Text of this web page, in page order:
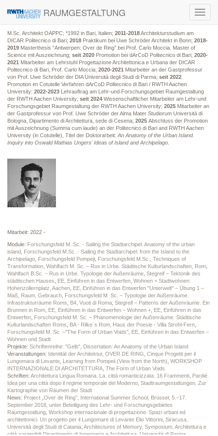
RAUMGESTALTUNG
M.Sc. Architekt OAPPC; *1992 in Bari, Italien; 2011-2018Architekturstudium am
DICAR Politecnico di Bari; 2018 Praktikum bei Uwe Schröder Architekt in Bonn; 2018-
2019 Masterthesis “Antwerpen: Over de Ring” bei Prof. Carlo Moccia. Master of
Science mit Auszeichnung; seit 2020 Promotion bei dArCoD Politecnico di Bari; 2020-
2021 Mitarbeiter am Lehrstuhl Progettazione Architettonica e Urbana der DICAR
Politecnico di Bari, Prof. Carlo Moccia; 2020-2021 Mitarbeiter an der Gastprofessur
von Prof. Uwe Schröder der DIA Università degli Studi di Parma; seit 2022
Promotion im Cotutelle Verfahren dArCoD Politecnico di Bari / RWTH Aachen
University; 2022-2023 Lehrauftrag am Lehr-und Forschungsgebiet Raumgestaltung
der RWTH Aachen University; seit 2024 Wissenschaftlicher Mitarbeiter am Lehr-und
Forschungsgebiet Raumgestaltung der RWTH Aachen University; 2025 Mitarbeiter an
der Gastprofessur von Prof. Uwe Schröder der Alma Mater Studiorum Università di
Bologna, Dipartimento di Architettura, sede di Cesena; 2025 Abschluss der Promotion
mit Auszeichnung (Summa cum laude) an der Politecnico di Bari and RWTH Aachen
University (in Cotutelle), Titel der Doktorarbeit: An Anatomy of the Urban Island.
Inquiry into Oswald Mathias Ungers' Ideas of Island and Archipelago
Mitarbeit: 2022 -
Module: Forschungsfeld M. Sc. - Sailing the Stadtarchipel. Anatomy of the urban
island Forschungsfeld M.Sc. - Sailing the Stadtarchipel: from the Island to the
Archipelago Forschungsfeld Pompeji Forschungsfeld M.Sc., Techniques of
Transformation Wahlfach M. Sc. – Rus in Urbe. Städtische Kulturlandschaften, Rom
Wahlfach B.Sc. – Rus in Urbe. Typologie der Außenräume Stegreif – Tektonik des
städtischen Hauses
EE, Einführen in das Entwerfen, Wohnen + Stadtwohnen:
Hohenzollernplatz, Aachen EE, Einführen in das Entwerfen "Unterwelt" – Übung 1 –
Maß, Raum, Gebrauch Forschungsfeld M. Sc. – Typologie der Außenräume.
Infrastrukturräume Roms
B4, Vuoti di Roma Stegreif – Patterns der Außenräume. Ein
Brunnen in Rom EE, Einführen in das Entwerfen – Wohnen + EE, Einführen in das
Entwerfen Forschungsfeld M. Sc. – Phänomenologie der Außenräume. Städtische
Kulturlandschaften Roms
BA - Rilke´s Rom, Haus der Poesie - Villa Strohl-Fern
Forschungsfeld M. Sc. –"The Form of Urban Voids" EE, Einführen in das Entwerfen –
Wohnen und Stadt
Projekte: Schriftenreihe: "Gelb" Dissertation: An Anatomy of the Urban Island
Veranstaltungen: Identität der Architektur, OVER DE RING Cinque Progetti per il
Lungomara di Levante Learning from Pompeii (View from the North) WORKSHOP
INTERNAZIONALE DI ARCHITETTURA The Form of Urban Voids
Schriften: Architettura Lingua Romana. La. città romanticizzata. 16 Frammenti Pardié.
Idea per una città dopo il regime temporale del Moderno Stadtraumgestaltungen. Zur
Kartographie von Räumen der Stadt
News: Project „Over de Ring”, International Summer School, Brüssel, 5.–17.
September 2018, unter Beteiligung des Lehr- und Forschungsgebietes
Raumgestaltung Workshop internazionale di progettazione. Spazi urbani ed
architettonici. Un progetto per il Lungomare di Levante Elio Vittorini, Siracusa,
Università degli Studi di Catania Architectures of Memory, Symposium, Architettura e
città sostenibili Dipartimento di Ingegneria e Architettura, Università di Parma